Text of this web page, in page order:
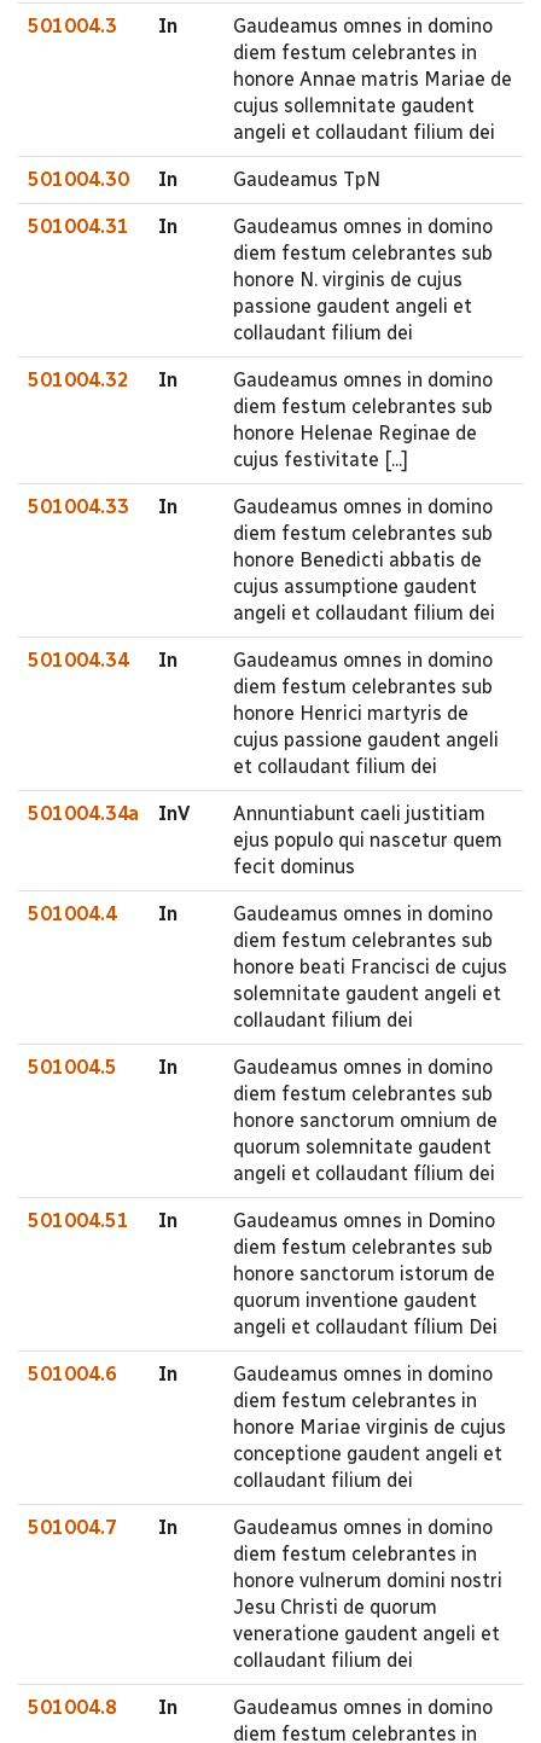
501004.3 In
Gaudeamus omnes in domino
diem festum celebrantes in
honore Annae matris Mariae de
cujus sollemnitate gaudent
angeli et collaudant filium dei
501004.30 In Gaudeamus TpN
501004.31 In
Gaudeamus omnes in domino
diem festum celebrantes sub
honore N. virginis de cujus
passione gaudent angeli et
collaudant filium dei
501004.32 In
Gaudeamus omnes in domino
diem festum celebrantes sub
honore Helenae Reginae de
cujus festivitate [...]
501004.33 In
Gaudeamus omnes in domino
diem festum celebrantes sub
honore Benedicti abbatis de
cujus assumptione gaudent
angeli et collaudant filium dei
501004.34 In
Gaudeamus omnes in domino
diem festum celebrantes sub
honore Henrici martyris de
cujus passione gaudent angeli
et collaudant filium dei
501004.34a InV
Annuntiabunt caeli justitiam
ejus populo qui nascetur quem
fecit dominus
501004.4 In
Gaudeamus omnes in domino
diem festum celebrantes sub
honore beati Francisci de cujus
solemnitate gaudent angeli et
collaudant filium dei
501004.5 In
Gaudeamus omnes in domino
diem festum celebrantes sub
honore sanctorum omnium de
quorum solemnitate gaudent
angeli et collaudant fílium dei
501004.51 In
Gaudeamus omnes in Domino
diem festum celebrantes sub
honore sanctorum istorum de
quorum inventione gaudent
angeli et collaudant fílium Dei
501004.6 In
Gaudeamus omnes in domino
diem festum celebrantes in
honore Mariae virginis de cujus
conceptione gaudent angeli et
collaudant filium dei
501004.7 In
Gaudeamus omnes in domino
diem festum celebrantes in
honore vulnerum domini nostri
Jesu Christi de quorum
veneratione gaudent angeli et
collaudant filium dei
501004.8 In
Gaudeamus omnes in domino
diem festum celebrantes in